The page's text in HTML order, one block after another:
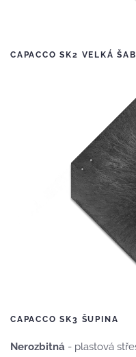
CAPACCO SK2 VELKÁ
CAPACCO SK3 ŠUPINA
Nerozbitná - plastová